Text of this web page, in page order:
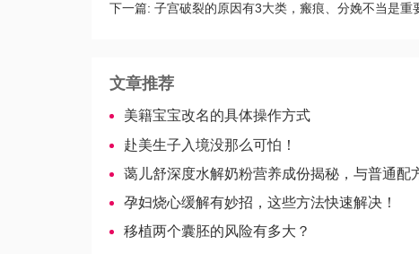
下一篇: 子宫破裂的原因有3大类，瘢痕、分娩不当是重
文章推荐
美籍宝宝改名的具体操作方式
赴美生子入境没那么可怕！
蔼儿舒深度水解奶粉营养成份揭秘，与普通配方有何区
孕妇烧心缓解有妙招，这些方法快速解决！
移植两个囊胚的风险有多大？